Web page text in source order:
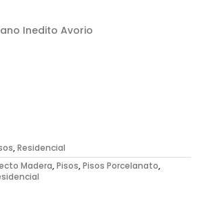
Inedito Avorio
,Residencial
Madera,Pisos,Pisos Porcelanato,